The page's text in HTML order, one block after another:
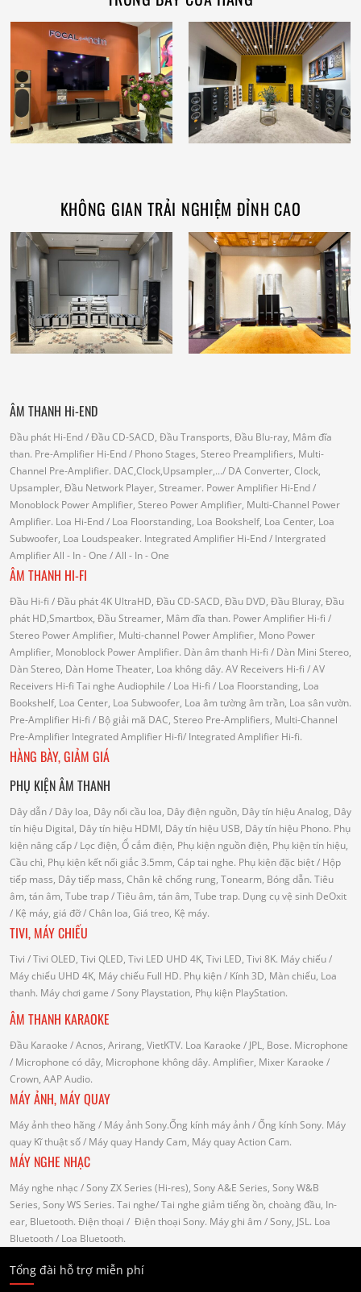
KHÔNG GIAN TRẢI NGHIỆM ĐỈNH CAO
ÂM THANH Hi-END
Đầu phát Hi-End/ Đầu CD-SACD, Đầu Transports, Đầu Blu-ray, Mâm đĩa
than. Pre-Amplifier Hi-End/ Phono Stages, Stereo Preamplifiers, Multi-
Channel Pre-Amplifier. DAC,Clock,Upsampler,.../ DA Converter, Clock,
Upsampler, Đầu Network Player, Streamer. Power Amplifier Hi-End/
Monoblock Power Amplifier, Stereo Power Amplifier, Multi-Channel Power
Amplifier. Loa Hi-End/ Loa Floorstanding, Loa Bookshelf, Loa Center, Loa
Subwoofer, Loa Loudspeaker. Integrated Amplifier Hi-End/ Intergrated
AmplifierAll - In - One / All - In - One
ÂM THANH HI-FI
Đầu Hi-fi / Đầu phát 4K UltraHD, Đầu CD-SACD, Đầu DVD, Đầu Bluray, Đầu
phát HD,Smartbox, Đầu Streamer, Mâm đĩa than. Power Amplifier Hi-fi /
Stereo Power Amplifier, Multi-channel Power Amplifier, Mono Power
Amplifier, Monoblock Power Amplifier. Dàn âm thanh Hi-fi / Dàn Mini Stereo,
Dàn Stereo, Dàn Home Theater, Loa không dây. AV Receivers Hi-fi / AV
Receivers Hi-fi Tai nghe Audiophile / Loa Hi-fi / Loa Floorstanding, Loa
Bookshelf, Loa Center, Loa Subwoofer, Loa âm tường âm trần, Loa sân vườn.
Pre-Amplifier Hi-fi / Bộ giải mã DAC, Stereo Pre-Amplifiers, Multi-Channel
Pre-Amplifier Integrated Amplifier Hi-fi/ Integrated Amplifier Hi-fi.
HÀNG BÀY, GIẢM GIÁ
PHỤ KIỆN ÂM THANH
Dây dẫn/ Dây loa, Dây nối cầu loa, Dây điện nguồn, Dây tín hiệu Analog, Dây
tín hiệu Digital, Dây tín hiệu HDMI, Dây tín hiệu USB, Dây tín hiệu Phono. Phụ
kiện nâng cấp/ Lọc điện, Ổ cắm điện, Phụ kiện nguồn điện, Phụ kiện tín hiệu,
Cầu chì, Phụ kiện kết nối giắc 3.5mm, Cáp tai nghe. Phụ kiện đặc biệt/ Hộp
tiếp mass, Dây tiếp mass, Chân kê chống rung, Tonearm, Bóng dẫn. Tiêu
âm, tán âm, Tube trap/ Tiêu âm, tán âm, Tube trap. Dụng cụ vệ sinh DeOxit
/ Kệ máy, giá đỡ/ Chân loa, Giá treo, Kệ máy.
TIVI, MÁY CHIẾU
Tivi / Tivi OLED, Tivi QLED, Tivi LED UHD 4K, Tivi LED, Tivi 8K. Máy chiếu/
Máy chiếu UHD 4K, Máy chiếu Full HD. Phụ kiện/ Kính 3D, Màn chiếu, Loa
thanh. Máy chơi game / Sony Playstation, Phụ kiện PlayStation.
ÂM THANH KARAOKE
Đầu Karaoke / Acnos, Arirang, VietKTV. Loa Karaoke / JPL, Bose. Microphone
/ Microphone có dây, Microphone không dây. Amplifier, Mixer Karaoke /
Crown, AAP Audio.
MÁY ẢNH, MÁY QUAY
Máy ảnh theo hãng / Máy ảnh Sony.Ống kính máy ảnh / Ống kính Sony. Máy
quay Kĩ thuật số/ Máy quay Handy Cam, Máy quay Action Cam.
MÁY NGHE NHẠC
Máy nghe nhạc / Sony ZX Series (Hi-res), Sony A&E Series, Sony W&B
Series, Sony WS Series. Tai nghe/ Tai nghe giảm tiếng ồn, choàng đầu, In-
ear, Bluetooth. Điện thoại / Điện thoại Sony. Máy ghi âm / Sony, JSL. Loa
Bluetooth/ Loa Bluetooth.
Tổng đài hỗ trợ miễn phí